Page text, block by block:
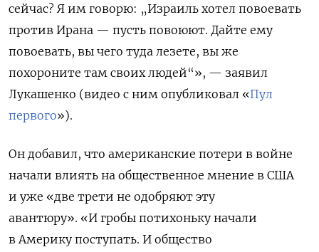
сейчас? Я им говорю: „Израиль хотел повоевать
против Ирана — пусть повоюют. Дайте ему
повоевать, вы чего туда лезете, вы же
похороните там своих людей“», — заявил
Лукашенко (видео с ним опубликовал «Пул
первого»).
Он добавил, что американские потери в войне
начали влиять на общественное мнение в США
и уже «две трети не одобряют эту
авантюру». «И гробы потихоньку начали
в Америку поступать. И общество